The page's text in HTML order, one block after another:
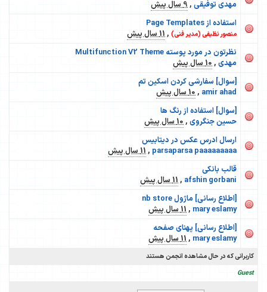
مهدی توفیقی ,9 سال پیش
استفاده از Page Templates
منصور نظیفی (مدیر فنی) ,11 سال پیش
نظرتون در مورد پوسته Multifunction V2 Theme
مهدی ,10 سال پیش
[سوال] سفارشی کردن اسکین تم
amir ahad
,10 سال پیش
[سوال] استفاده از رنگ ها
حسین جنگروی ,10 سال پیش
ارسال ادرس عکس در دیتابیس
parsaparsa paaaaaaaaa
,11 سال پیش
قالب بانکی
afshin gorbani
,11 سال پیش
[اطلاع رسانی] ماژول nb store
mary eslamy
,11 سال پیش
[اطلاع رسانی] پهنای صفحه
mary eslamy
,11 سال پیش
کاربرانی که در حال مشاهده انجمن هستند
Guest